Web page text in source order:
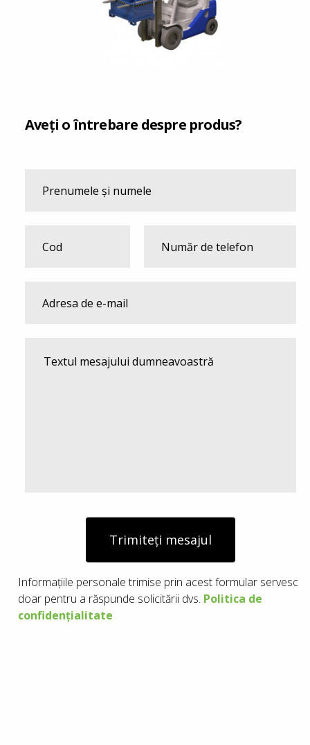
Aveți o întrebare despre produs?
Trimiteți mesajul
Informațiile personale trimise prin acest formular servesc
doar pentru a răspunde solicitării dvs. Politica de
confidențialitate